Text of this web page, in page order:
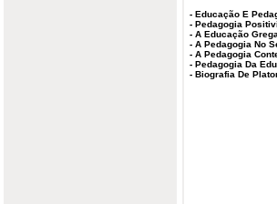
- Educação E
- Pedagogia
- A Educação
- A Pedagogia No
- A Pedagogia
- Pedagogia Da
- Biografia De